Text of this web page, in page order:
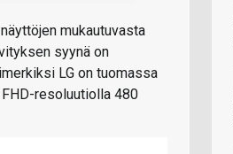
mukautuvasta
syynä on
LG on tuomassa
resoluutiolla 480